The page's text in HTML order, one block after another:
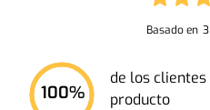
Basado en 3
100%
de los clientes
producto